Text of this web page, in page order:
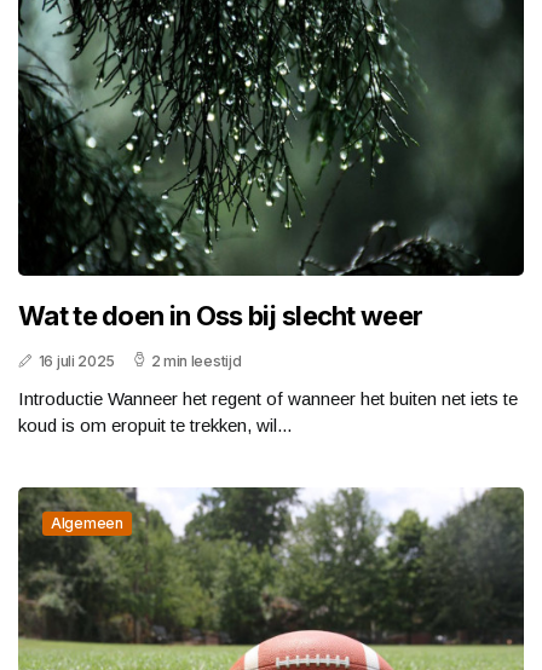
Wat te doen in Oss bij slecht weer
16 juli 2025 2 min leestijd
Introductie Wanneer het regent of wanneer het buiten net iets te
koud is om eropuit te trekken, wil...
Algemeen